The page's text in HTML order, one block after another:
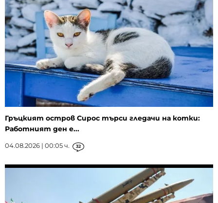
Гръцкият остров Сирос търси гледачи на котки:
Работният ден е...
04.08.2026 | 00:05 ч. 32